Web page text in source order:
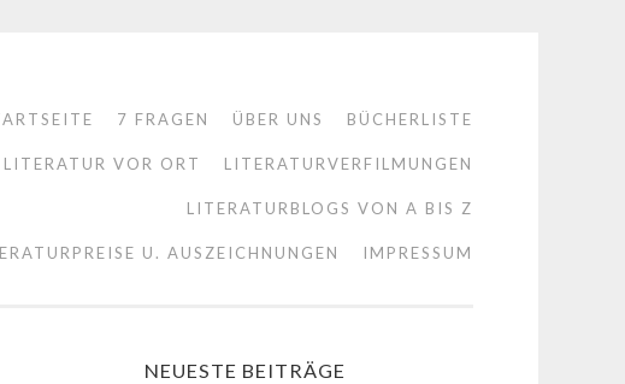
7 FRAGEN ÜBER UNS BÜCHERLISTE
LITERATUR VOR ORT LITERATURVERFILMUNGEN
LITERATURBLOGS VON A BIS Z
U. AUSZEICHNUNGEN IMPRESSUM
NEUESTE BEITRÄGE